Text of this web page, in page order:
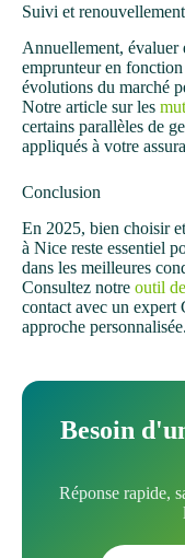
Suivi et
Annuellement, évaluer
emprunteur en
évolutions du marché
Notre article sur les
certains parallèles de
appliqués à votre
Conclusion
En 2025, bien choisir
à Nice reste essentiel
dans les meilleures
Consultez notre outil
contact avec un expert
approche personnalisée.
Besoin
Réponse rapide,